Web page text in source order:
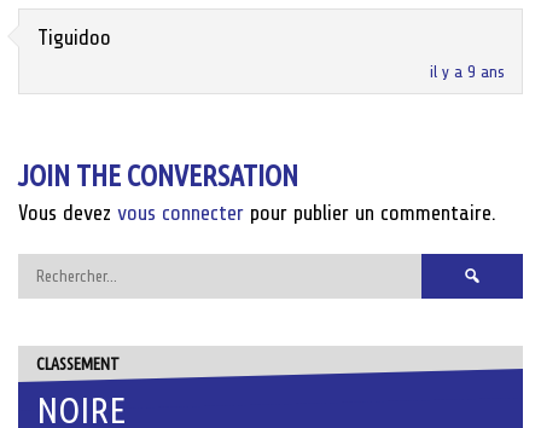
il y a 9 ans
Tiguidoo
JOIN THE CONVERSATION
Vous devez vous connecter pour publier un commentaire.
Rechercher :
CLASSEMENT
NOIRE